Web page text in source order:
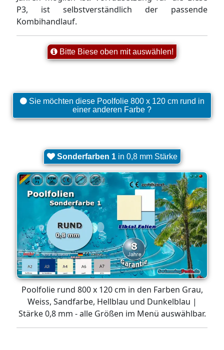
P3, ist selbstverständlich der passende
Kombihandlauf.
Bitte Biese oben mit auswählen!
Sie möchten diese Poolfolie 800 x 120 cm rund in
einer anderen Farbe ?
Sonderfarben 1in 0,8 mm Stärke
Poolfolie rund 800 x 120 cm in den Farben Grau,
Weiss, Sandfarbe, Hellblau und Dunkelblau |
Stärke 0,8 mm - alle Größen im Menü auswählbar.